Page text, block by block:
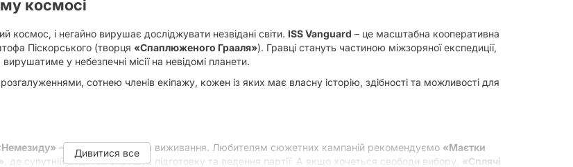
космосі
і негайно вирушає досліджувати незвідані світи. ISS Vanguard – це масштабна кооперативна
Піскорського (творця «Спаплюженого Грааля»). Гравці стануть частиною міжзоряної експедиції,
у небезпечні місії на невідомі планети.
сотнею членів екіпажу, кожен із яких має власну історію, здібності та можливості для
– напружену гру на виживання. Любителям сюжетних кампаній рекомендуємо «Маєтки
, де супутній додаток спрощує підготовку та ведення партії. А якщо хочеться свободи вибору, «Сплячі
Дивитися все